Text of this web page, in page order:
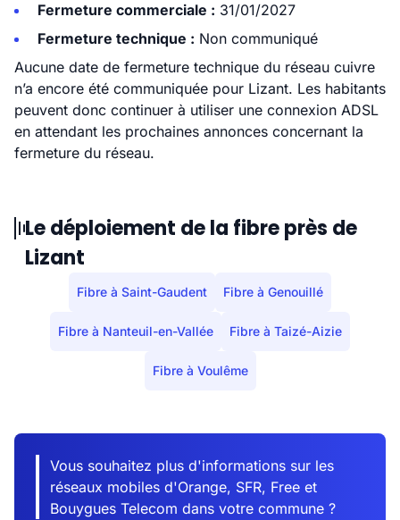
Fermeture commerciale : 31/01/2027
Fermeture technique : Non communiqué
Aucune date de fermeture technique du réseau cuivre
n’a encore été communiquée pour Lizant. Les habitants
peuvent donc continuer à utiliser une connexion ADSL
en attendant les prochaines annonces concernant la
fermeture du réseau.
Le déploiement de la fibre près de
Lizant
Fibre à Saint-Gaudent Fibre à Genouillé
Fibre à Nanteuil-en-Vallée Fibre à Taizé-Aizie
Fibre à Voulême
Vous souhaitez plus d'informations sur les
réseaux mobiles d'Orange, SFR, Free et
Bouygues Telecom dans votre commune ?